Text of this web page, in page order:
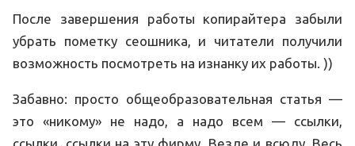
После завершения работы копирайтера забыли
убрать пометку сеошника, и читатели получили
возможность посмотреть на изнанку их работы. ))
Забавно: просто общеобразовательная статья —
это «никому» не надо, а надо всем — ссылки,
ссылки, ссылки на эту фирму. Везде и всюду. Весь